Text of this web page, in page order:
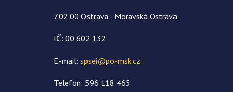
702 00 Ostrava - Moravská Ostrava
IČ: 00 602 132
E-mail: spsei@po-msk.cz
Telefon: 596 118 465